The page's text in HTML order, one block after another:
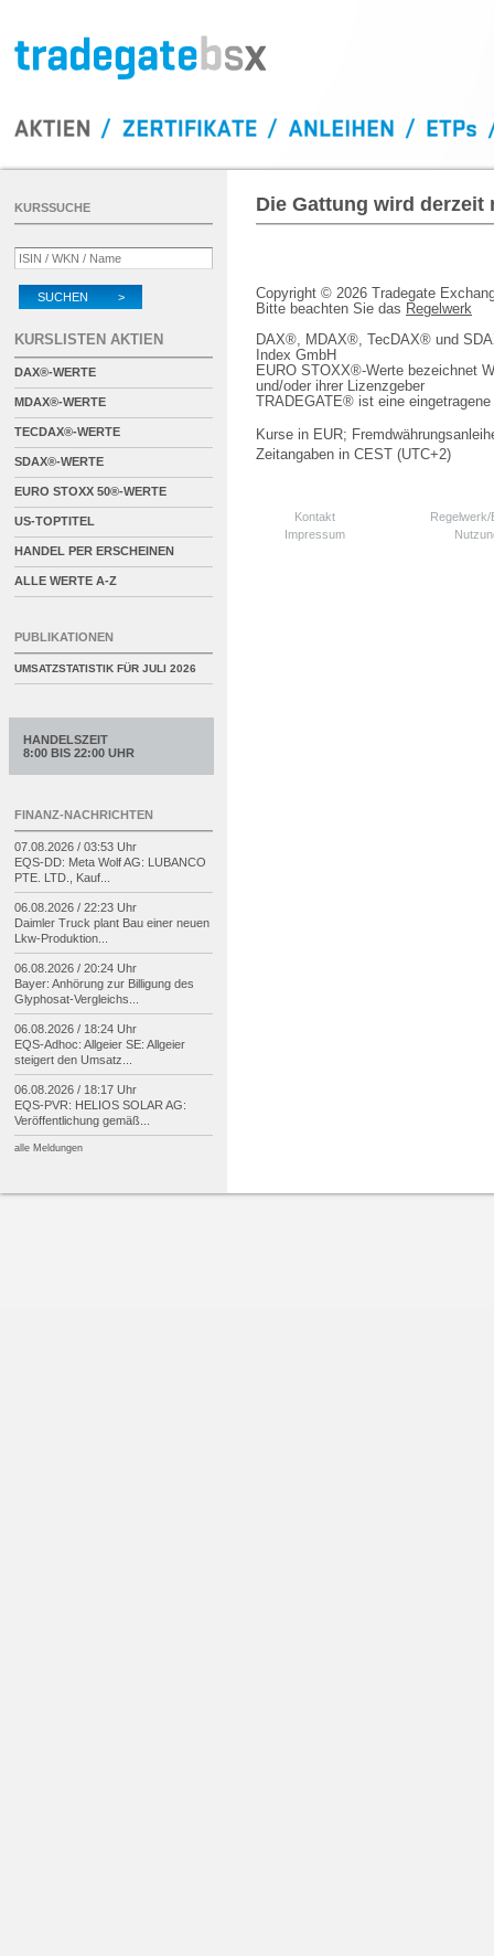
Die Gattung wird derzeit
Copyright © 2026 Tradegate
Bitte beachten Sie das Regelwerk
DAX®, MDAX®, TecDAX® und
Index GmbH
EURO STOXX®-Werte bezeichnet
und/oder ihrer Lizenzgeber
TRADEGATE® ist eine
Kurse in EUR;
Zeitangaben in CEST (UTC+2)
Kontakt
Impressum
KURSSUCHE
SUCHEN >
KURSLISTEN AKTIEN
DAX®-WERTE
MDAX®-WERTE
TECDAX®-WERTE
SDAX®-WERTE
EURO STOXX 50®-WERTE
US-TOPTITEL
HANDEL PER ERSCHEINEN
ALLE WERTE A-Z
PUBLIKATIONEN
UMSATZSTATISTIK FÜR JULI 2026
HANDELSZEIT
8:00 BIS 22:00 UHR
FINANZ-NACHRICHTEN
07.08.2026 / 03:53 Uhr
EQS-DD: Meta Wolf AG: LUBANCO
PTE. LTD., Kauf...
06.08.2026 / 22:23 Uhr
Daimler Truck plant Bau einer neuen
Lkw-Produktion...
06.08.2026 / 20:24 Uhr
Bayer: Anhörung zur Billigung des
Glyphosat-Vergleichs...
06.08.2026 / 18:24 Uhr
EQS-Adhoc: Allgeier SE: Allgeier
steigert den Umsatz...
06.08.2026 / 18:17 Uhr
EQS-PVR: HELIOS SOLAR AG:
Veröffentlichung gemäß...
alle Meldungen